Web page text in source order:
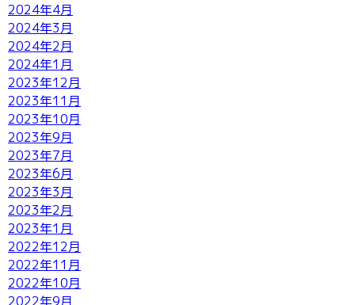
2024年4月
2024年3月
2024年2月
2024年1月
2023年12月
2023年11月
2023年10月
2023年9月
2023年7月
2023年6月
2023年3月
2023年2月
2023年1月
2022年12月
2022年11月
2022年10月
2022年9月